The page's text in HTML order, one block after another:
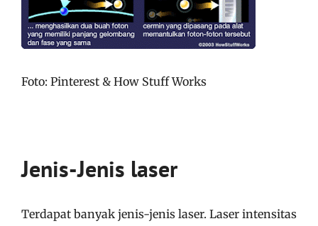
Foto: Pinterest & How Stuff Works
Jenis-Jenis laser
Terdapat banyak jenis-jenis laser. Laser intensitas